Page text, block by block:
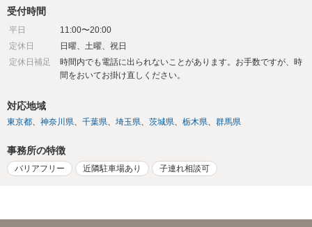
受付時間
平日
11:00〜20:00
定休日
日曜、土曜、祝日
定休日補足
時間内でも電話に出られないことがあります。お手数ですが、時
間をおいてお掛け直しください。
対応地域
東京都 神奈川県 千葉県 埼玉県 茨城県 栃木県 群馬県
事務所の特徴
バリアフリー 近隣駐車場あり 子連れ相談可